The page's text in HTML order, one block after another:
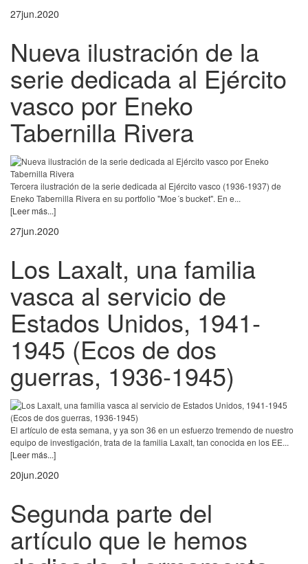
27jun.2020
Nueva ilustración de la
serie dedicada al Ejército
vasco por Eneko
Tabernilla Rivera
Tercera ilustración de la serie dedicada al Ejército vasco (1936-1937) de
Eneko Tabernilla Rivera en su portfolio "Moe´s bucket". En e...
[Leer más...]
27jun.2020
Los Laxalt, una familia
vasca al servicio de
Estados Unidos, 1941-
1945 (Ecos de dos
guerras, 1936-1945)
El artículo de esta semana, y ya son 36 en un esfuerzo tremendo de nuestro
equipo de investigación, trata de la familia Laxalt, tan conocida en los EE...
[Leer más...]
20jun.2020
Segunda parte del
artículo que le hemos